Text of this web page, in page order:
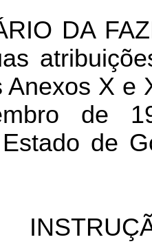
DA
X e
de
de